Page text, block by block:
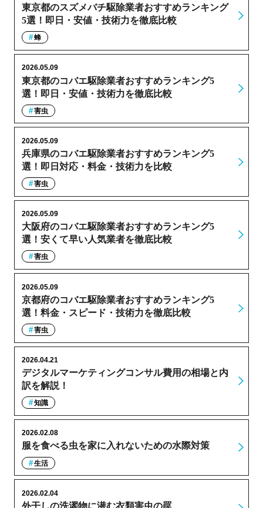
東京都のスズメバチ駆除業者おすすめランキング
5選！即日・安値・技術力を徹底比較
蜂
東京都のコバエ駆除業者おすすめランキング5
選！即日・安値・技術力を徹底比較
2026.05.09
害虫
兵庫県のコバエ駆除業者おすすめランキング5
選！即日対応・料金・技術力を比較
2026.05.09
害虫
大阪府のコバエ駆除業者おすすめランキング5
選！安くて早い人気業者を徹底比較
2026.05.09
害虫
京都府のコバエ駆除業者おすすめランキング5
選！料金・スピード・技術力を徹底比較
2026.05.09
害虫
デジタルマーケティングコンサル費用の相場と内
訳を解説！
2026.04.21
知識
服を食べる虫を家に入れないための水際対策
2026.02.08
生活
外干しの洗濯物に潜む衣類害虫の罠
2026.02.04